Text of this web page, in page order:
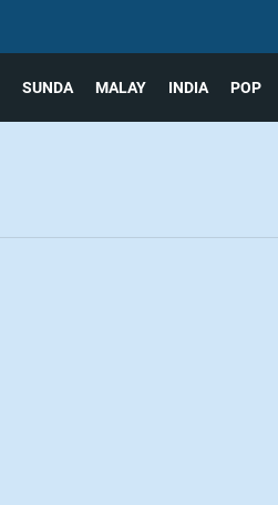
SUNDA MALAY INDIA POP